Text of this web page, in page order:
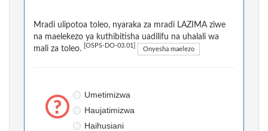
Mradi ulipotoa toleo, nyaraka za mradi LAZIMA ziwe
na maelekezo ya kuthibitisha uadilifu na uhalali wa
mali za toleo.
[OSPS-DO-03.01] Onyesha maelezo
Umetimizwa
Haujatimizwa
Haihusiani